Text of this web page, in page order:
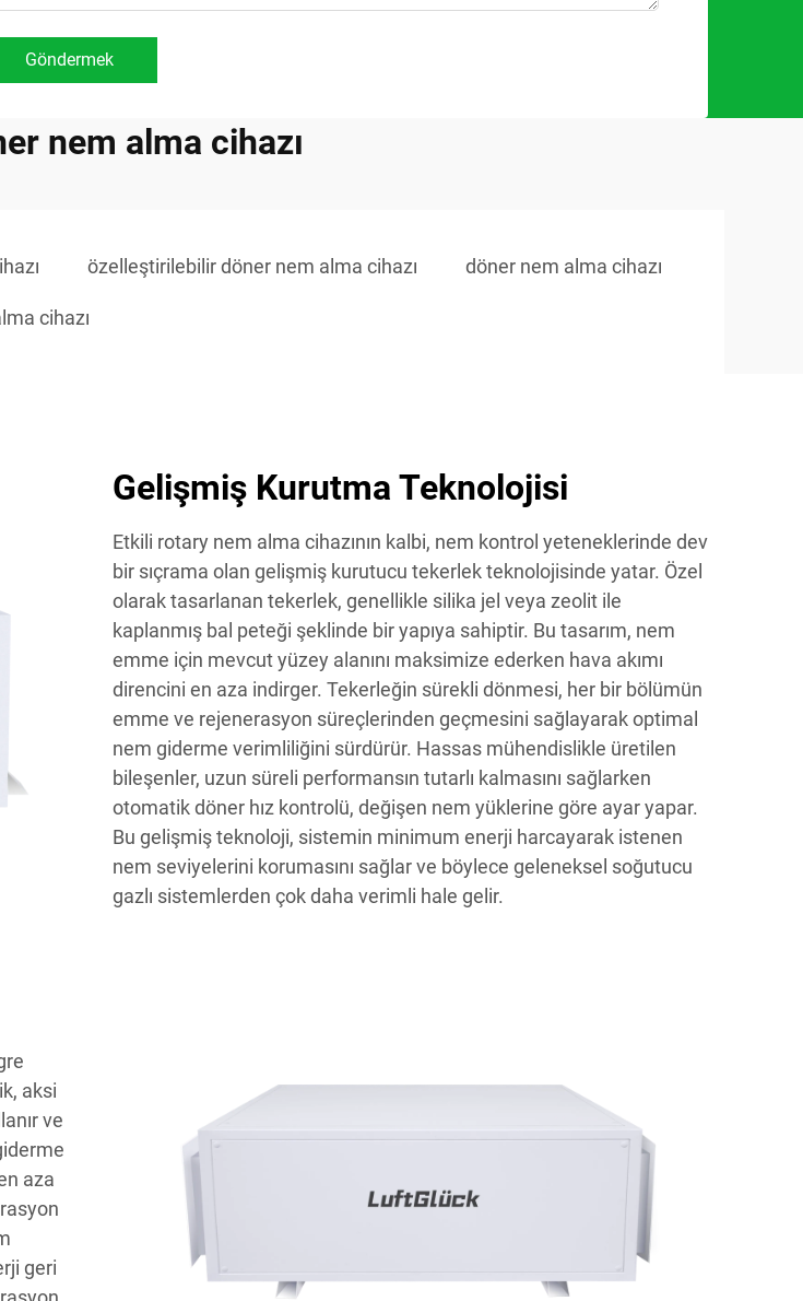
Göndermek
nem alma cihazı
özelleştirilebilir döner nem alma cihazı döner nem alma cihazı
cihazı
Gelişmiş Kurutma Teknolojisi
Etkili rotary nem alma cihazının kalbi, nem kontrol yeteneklerinde dev
bir sıçrama olan gelişmiş kurutucu tekerlek teknolojisinde yatar. Özel
olarak tasarlanan tekerlek, genellikle silika jel veya zeolit ile
kaplanmış bal peteği şeklinde bir yapıya sahiptir. Bu tasarım, nem
emme için mevcut yüzey alanını maksimize ederken hava akımı
direncini en aza indirger. Tekerleğin sürekli dönmesi, her bir bölümün
emme ve rejenerasyon süreçlerinden geçmesini sağlayarak optimal
nem giderme verimliliğini sürdürür. Hassas mühendislikle üretilen
bileşenler, uzun süreli performansın tutarlı kalmasını sağlarken
otomatik döner hız kontrolü, değişen nem yüklerine göre ayar yapar.
Bu gelişmiş teknoloji, sistemin minimum enerji harcayarak istenen
nem seviyelerini korumasını sağlar ve böylece geleneksel soğutucu
gazlı sistemlerden çok daha verimli hale gelir.
aksi
ve
aza
geri